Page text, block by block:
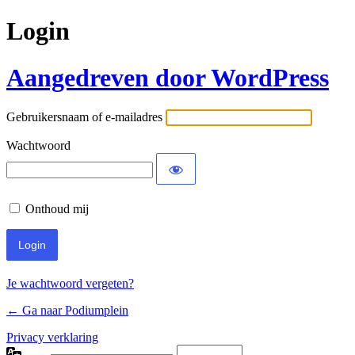
Login
Aangedreven door WordPress
Gebruikersnaam of e-mailadres
Wachtwoord
Onthoud mij
Je wachtwoord vergeten?
← Ga naar Podiumplein
Privacy verklaring